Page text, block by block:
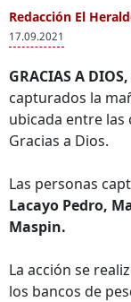
Redacción El
17.09.2021
GRACIAS A
capturados la
ubicada entre
Gracias a Dios.
Las personas
Lacayo Pedro,
Maspin.
La acción se
los bancos de